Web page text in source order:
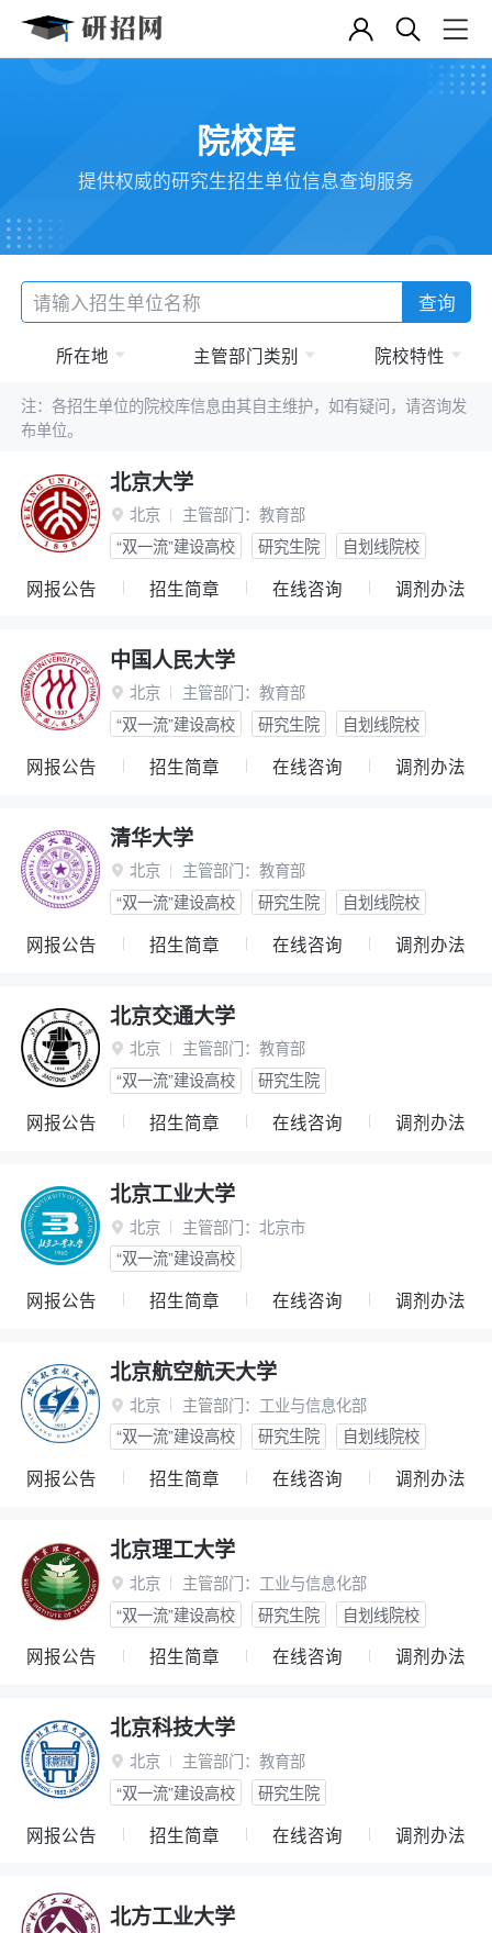
院校库
提供权威的研究生招生单位信息查询服务
查询
所在地 主管部门类别 院校特性
注：各招生单位的院校库信息由其自主维护，如有疑问，请咨询发
布单位。
北京大学
 北京 主管部门： 教育部
“双一流”建设高校
研究生院 自划线院校
网报公告 招生简章 在线咨询 调剂办法
中国人民大学
 北京 主管部门： 教育部
“双一流”建设高校
研究生院 自划线院校
网报公告 招生简章 在线咨询 调剂办法
清华大学
 北京 主管部门： 教育部
“双一流”建设高校
研究生院 自划线院校
网报公告 招生简章 在线咨询 调剂办法
北京交通大学
 北京 主管部门： 教育部
“双一流”建设高校
研究生院
网报公告 招生简章 在线咨询 调剂办法
北京工业大学
 北京 主管部门： 北京市
“双一流”建设高校
网报公告 招生简章 在线咨询 调剂办法
北京航空航天大学
 北京 主管部门： 工业与信息化部
“双一流”建设高校
研究生院 自划线院校
网报公告 招生简章 在线咨询 调剂办法
北京理工大学
 北京 主管部门： 工业与信息化部
“双一流”建设高校
研究生院 自划线院校
网报公告 招生简章 在线咨询 调剂办法
北京科技大学
 北京 主管部门： 教育部
“双一流”建设高校
研究生院
网报公告 招生简章 在线咨询 调剂办法
北方工业大学